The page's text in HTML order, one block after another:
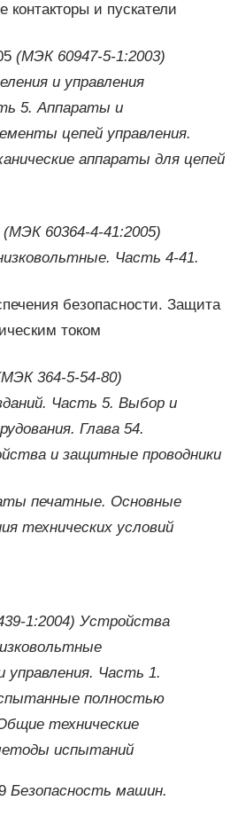
контакторы и пускатели
(МЭК 60947-5-1:2003)
и управления
5. Аппараты и
цепей управления.
аппараты для цепей
(МЭК 60364-4-41:2005)
Часть 4-41.
безопасности. Защита
током
364-5-54-80)
Часть 5. Выбор и
Глава 54.
и защитные проводники
печатные. Основные
технических условий
1:2004) Устройства
управления. Часть 1.
полностью
технические
испытаний
Безопасность машин.